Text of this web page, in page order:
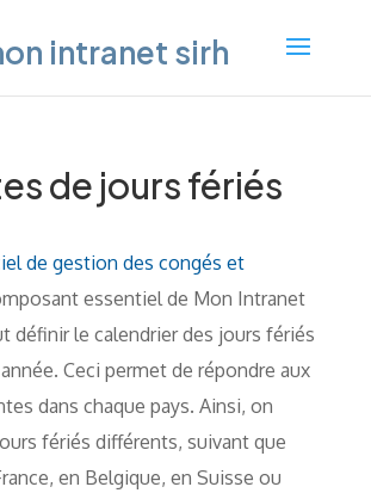
de jours fériés
de gestion des congés et
essentiel de Mon Intranet
définir le calendrier des jours fériés
Ceci permet de répondre aux
dans chaque pays. Ainsi, on
fériés différents, suivant que
en Belgique, en Suisse ou
intranet sirh